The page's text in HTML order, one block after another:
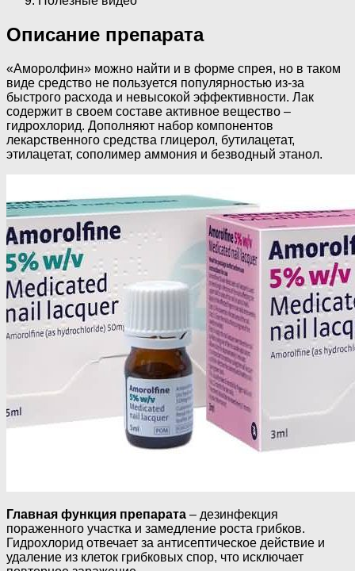
Описание препарата
«Аморолфин» можно найти и в форме спрея, но в таком
виде средство не пользуется популярностью из-за
быстрого расхода и невысокой эффективности. Лак
содержит в своем составе активное вещество –
гидрохлорид. Дополняют набор компонентов
лекарственного средства глицерол, бутилацетат,
этилацетат, сополимер аммония и безводный этанол.
Главная функция препарата – дезинфекция
пораженного участка и замедление роста грибков.
Гидрохлорид отвечает за антисептическое действие и
удаление из клеток грибковых спор, что исключает